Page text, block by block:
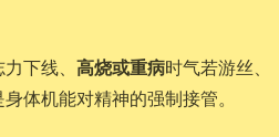
下线、 高烧或重病时气若游丝、
体机能对精神的强制接管。